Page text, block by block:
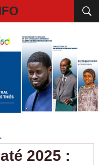
2025 :